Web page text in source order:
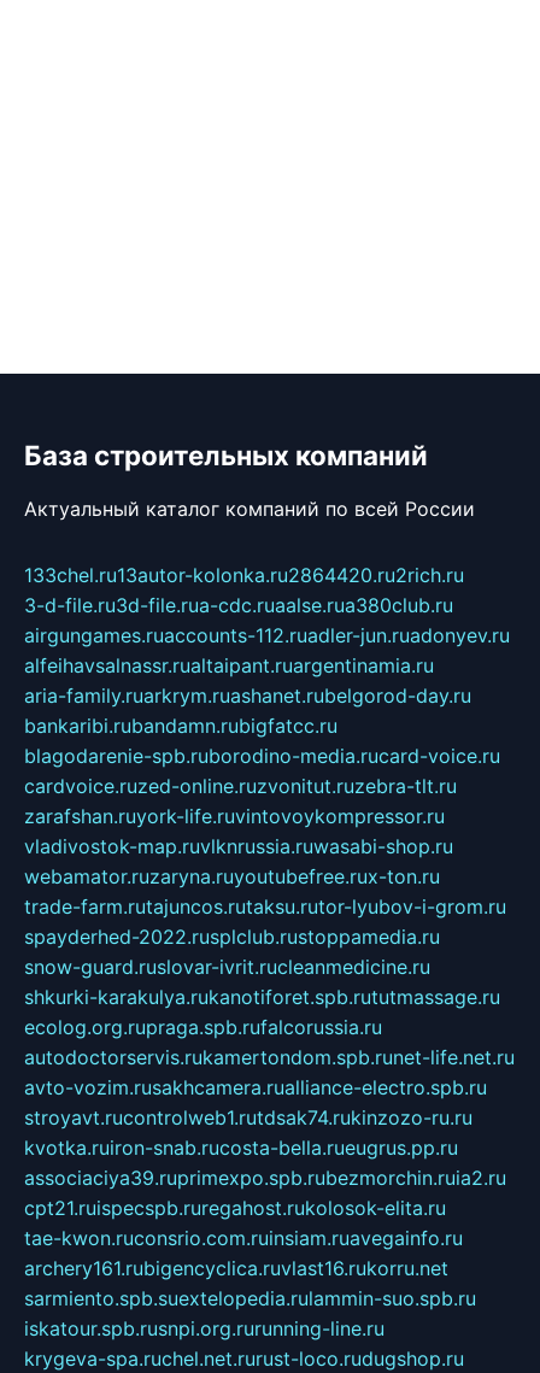
База строительных компаний
Актуальный каталог компаний по всей России
133chel.ru13autor-kolonka.ru2864420.ru2rich.ru
3-d-file.ru3d-file.rua-cdc.ruaalse.rua380club.ru
airgungames.ruaccounts-112.ruadler-jun.ruadonyev.ru
alfeihavsalnassr.rualtaipant.ruargentinamia.ru
aria-family.ruarkrym.ruashanet.rubelgorod-day.ru
bankaribi.rubandamn.rubigfatcc.ru
blagodarenie-spb.ruborodino-media.rucard-voice.ru
cardvoice.ruzed-online.ruzvonitut.ruzebra-tlt.ru
zarafshan.ruyork-life.ruvintovoykompressor.ru
vladivostok-map.ruvlknrussia.ruwasabi-shop.ru
webamator.ruzaryna.ruyoutubefree.rux-ton.ru
trade-farm.rutajuncos.rutaksu.rutor-lyubov-i-grom.ru
spayderhed-2022.rusplclub.rustoppamedia.ru
snow-guard.ruslovar-ivrit.rucleanmedicine.ru
shkurki-karakulya.rukanotiforet.spb.rututmassage.ru
ecolog.org.rupraga.spb.rufalcorussia.ru
autodoctorservis.rukamertondom.spb.runet-life.net.ru
avto-vozim.rusakhcamera.rualliance-electro.spb.ru
stroyavt.rucontrolweb1.rutdsak74.rukinzozo-ru.ru
kvotka.ruiron-snab.rucosta-bella.rueugrus.pp.ru
associaciya39.ruprimexpo.spb.rubezmorchin.ruia2.ru
cpt21.ruispecspb.ruregahost.rukolosok-elita.ru
tae-kwon.ruconsrio.com.ruinsiam.ruavegainfo.ru
archery161.rubigencyclica.ruvlast16.rukorru.net
sarmiento.spb.suextelopedia.rulammin-suo.spb.ru
iskatour.spb.rusnpi.org.rurunning-line.ru
krygeva-spa.ruchel.net.rurust-loco.rudugshop.ru